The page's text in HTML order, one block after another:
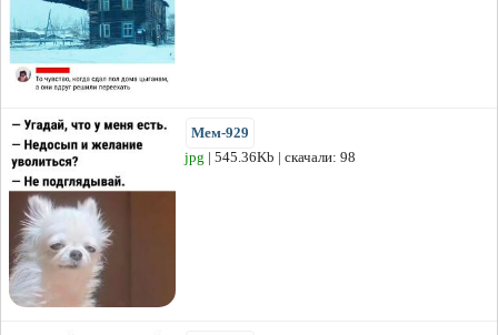
Мем-929
jpg | 545.36Kb | скачали: 98